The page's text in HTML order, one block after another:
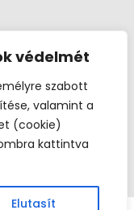
védelmét
szabott
valamint a
(cookie)
kattintva
Elutasít